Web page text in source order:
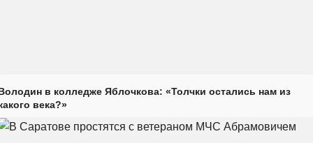
в колледже Яблочкова: «Толчки остались нам из
века?»